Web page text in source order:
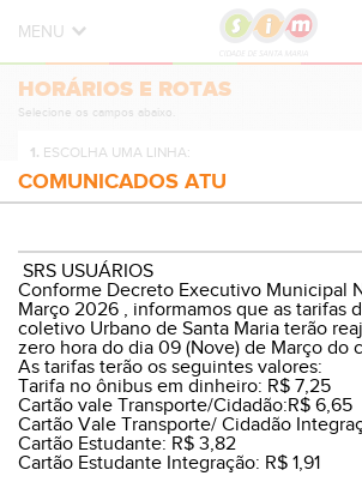
MENU
HORÁRIOS E ROTAS
DÚVIDAS FREQUENTES
COMUNICADOS ATU
SRS USUÁRIOS
Conforme Decreto Executivo Municipal
Março 2026 , informamos que as tarifas
coletivo Urbano de Santa Maria terão
zero hora do dia 09 (Nove) de Março do
As tarifas terão os seguintes valores:
Tarifa no ônibus em dinheiro: R$ 7,25
Cartão vale Transporte/Cidadão:R$ 6,65
Cartão Vale Transporte/ Cidadão
Cartão Estudante: R$ 3,82
Cartão Estudante Integração: R$ 1,91
HORÁRIOS E ROTAS
Selecione os campos abaixo.
1. ESCOLHA UMA LINHA:
2.ESCOLHA A DIREÇÃO:
3.ESCOLHA O PERÍODO:
VER HORÁRIOS E ROTA